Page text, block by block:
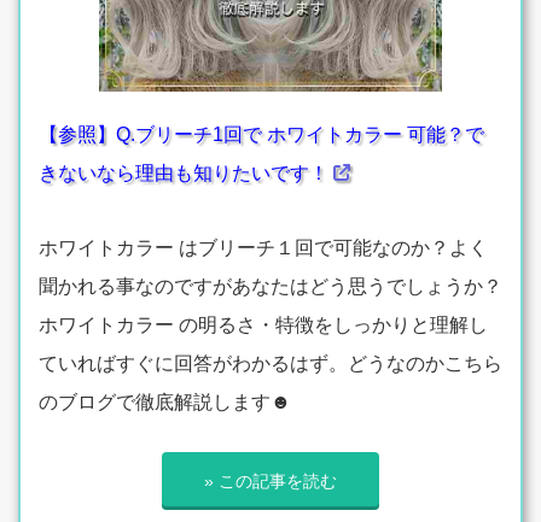
【参照】Q.ブリーチ1回で ホワイトカラー 可能？で
きないなら理由も知りたいです！
ホワイトカラー はブリーチ１回で可能なのか？よく
聞かれる事なのですがあなたはどう思うでしょうか？
ホワイトカラー の明るさ・特徴をしっかりと理解し
ていればすぐに回答がわかるはず。どうなのかこちら
のブログで徹底解説します☻
» この記事を読む